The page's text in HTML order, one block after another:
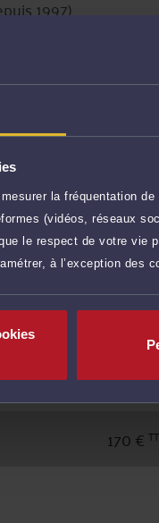
la fréquentation
(vidéos, réseaux
le respect de votre vie
à l’exception des
1997)
Cabinet Braunstein et
structure.
et apporte
et aux particuliers
commercial lui
de ses clients en
de leur dossier.
plus
170 €
170 €